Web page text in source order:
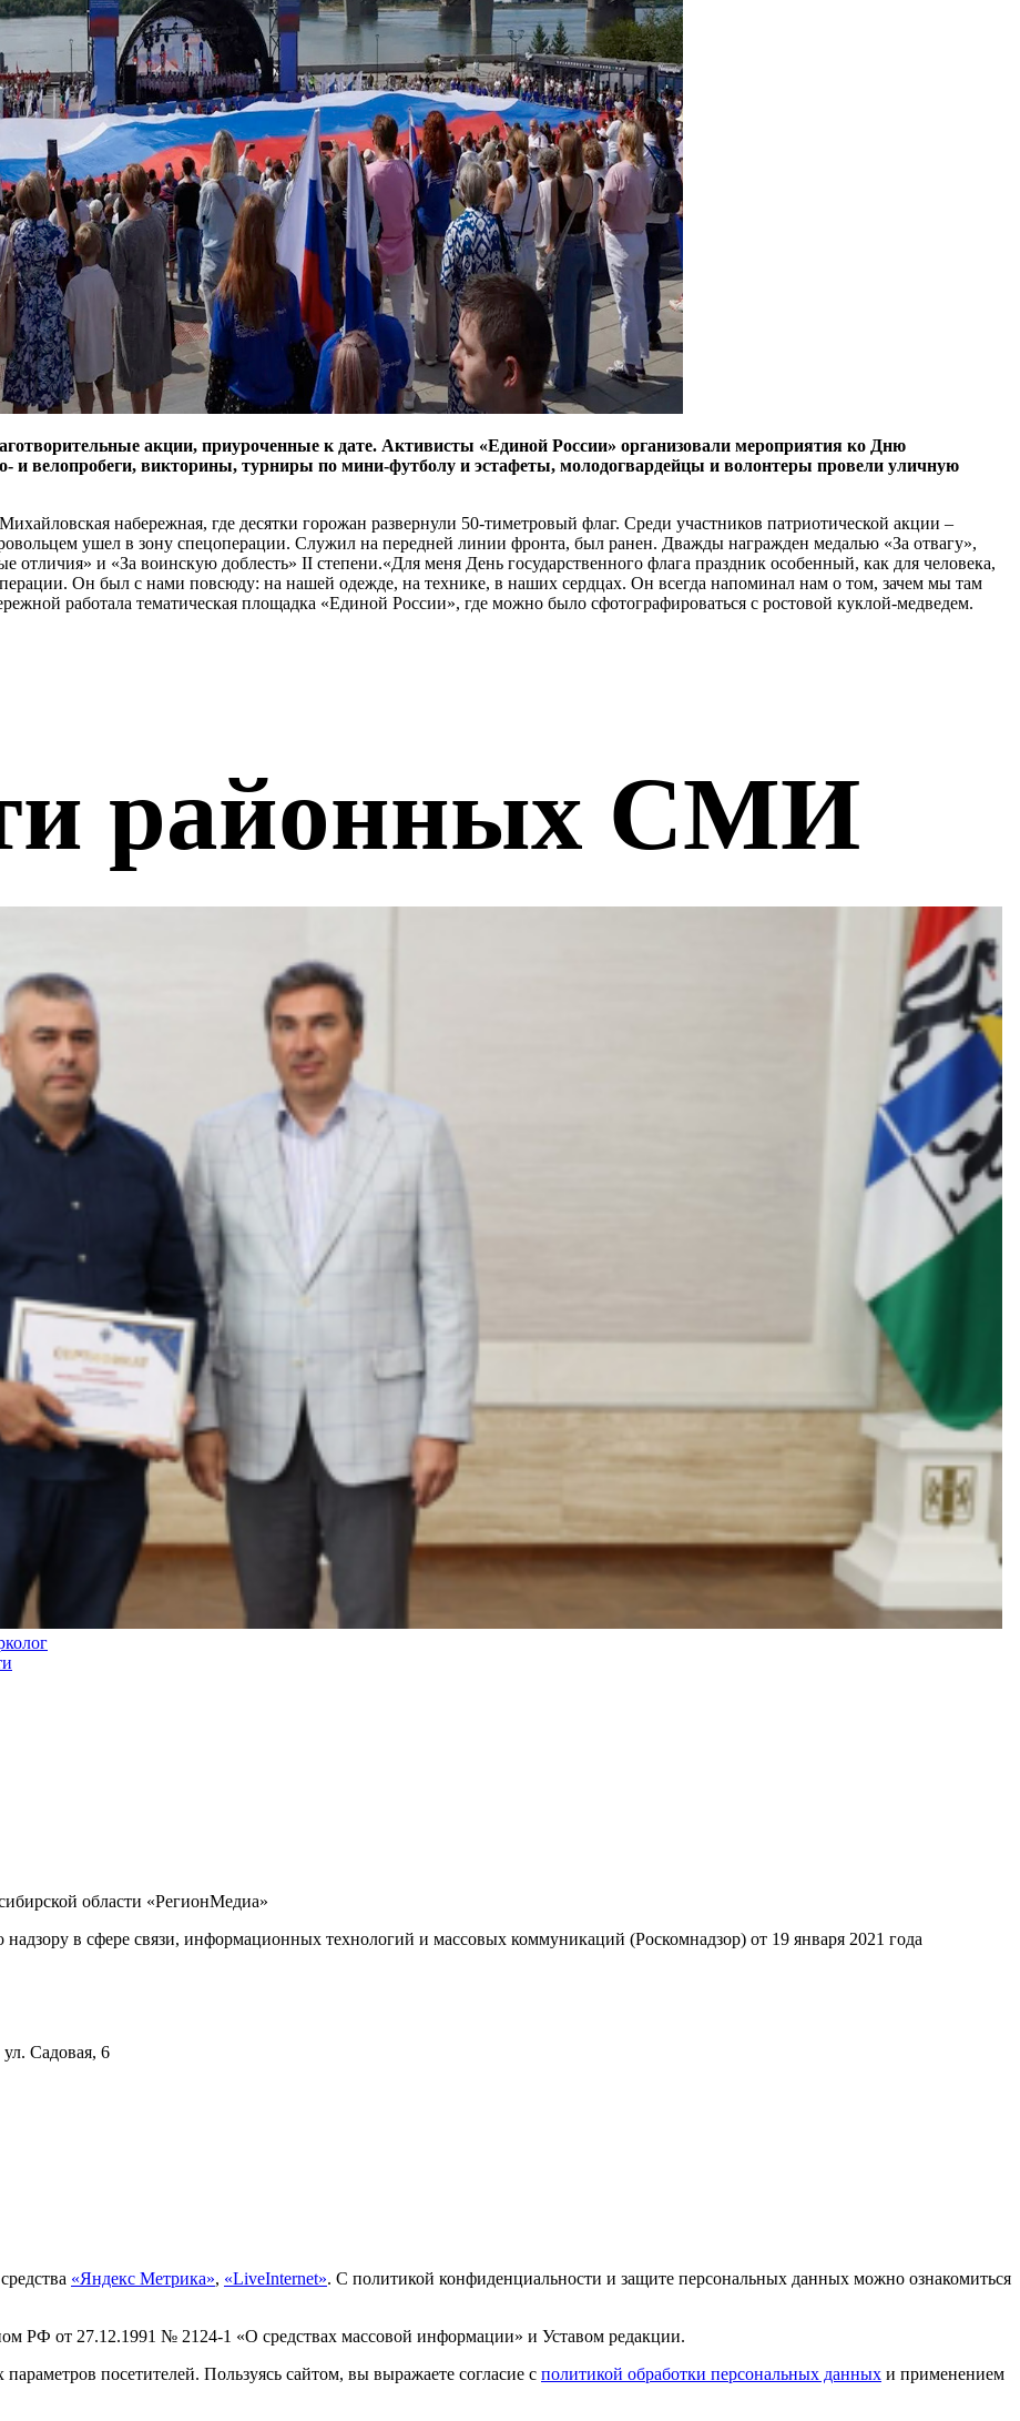
акции, приуроченные к дате. Активисты «Единой России» организовали мероприятия ко Дню
и велопробеги, викторины, турниры по мини-футболу и эстафеты, молодогвардейцы и волонтеры провели уличную
набережная, где десятки горожан развернули 50-тиметровый флаг. Среди участников патриотической акции –
ушел в зону спецоперации. Служил на передней линии фронта, был ранен. Дважды награжден медалью «За отвагу»,
и «За воинскую доблесть» II степени.«Для меня День государственного флага праздник особенный, как для человека,
Он был с нами повсюду: на нашей одежде, на технике, в наших сердцах. Он всегда напоминал нам о том, зачем мы там
работала тематическая площадка «Единой России», где можно было сфотографироваться с ростовой куклой-медведем.
области «РегионМедиа»
в сфере связи, информационных технологий и массовых коммуникаций (Роскомнадзор) от 19 января 2021 года
Садовая, 6
«Яндекс Метрика», «LiveInternet». С политикой конфиденциальности и защите персональных данных можно ознакомиться
РФ от 27.12.1991 № 2124-1 «О средствах массовой информации» и Уставом редакции.
посетителей. Пользуясь сайтом, вы выражаете согласие с политикой обработки персональных данных и применением